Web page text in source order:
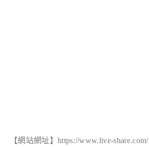
【網站網址】 https://www.live-share.com/